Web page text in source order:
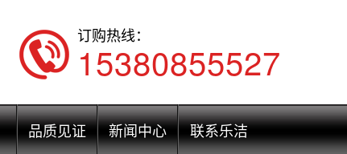
订购热线：
15380855527
品质见证 新闻中心 联系乐洁